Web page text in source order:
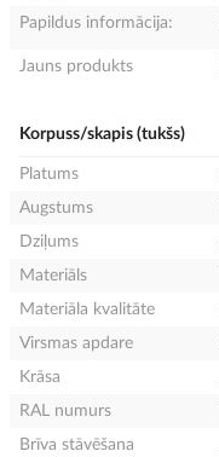
Papildus informācija:
Jauns produkts
Korpuss/skapis (tukšs)
Platums
Augstums
Dziļums
Materiāls
Materiāla kvalitāte
Virsmas apdare
Krāsa
RAL numurs
Brīva stāvēšana